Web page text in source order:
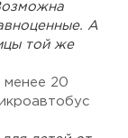
А
той же
менее 20